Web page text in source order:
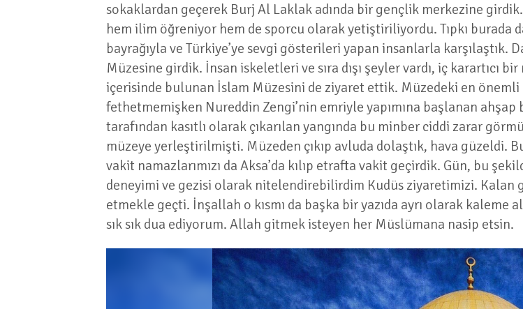
sokaklardan geçerek Burj Al Laklak adında bir gençlik merkezine
hem ilim öğreniyor hem de sporcu olarak yetiştiriliyordu. Tıpkı burada
bayrağıyla ve Türkiye’ye sevgi gösterileri yapan insanlarla karşılaştık.
Müzesine girdik. İnsan iskeletleri ve sıra dışı şeyler vardı, iç karartıcı
içerisinde bulunan İslam Müzesini de ziyaret ettik. Müzedeki en önemli
fethetmemişken Nureddin Zengi’nin emriyle yapımına başlanan
tarafından kasıtlı olarak çıkarılan yangında bu minber ciddi zarar
müzeye yerleştirilmişti. Müzeden çıkıp avluda dolaştık, hava güzeldi.
vakit namazlarımızı da Aksa’da kılıp etrafta vakit geçirdik. Gün, bu
deneyimi ve gezisi olarak nitelendirebilirdim Kudüs ziyaretimizi. Kalan
etmekle geçti. İnşallah o kısmı da başka bir yazıda ayrı olarak
sık sık dua ediyorum. Allah gitmek isteyen her Müslümana nasip etsin.